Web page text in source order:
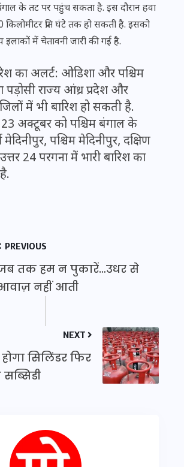
के तट पर पहुंच सकता है. इस दौरान हवा
प्रति घंटे तक हो सकती है. इसको
में चेतावनी जारी की गई है.
का अलर्ट: ओडिशा और पश्चिम
राज्य आंध्र प्रदेश और
में भी बारिश हो सकती है.
अक्टूबर को पश्चिम बंगाल के
मेदिनीपुर, पश्चिम मेदिनीपुर, दक्षिण
24 परगना में भारी बारिश का
PREVIOUS
तक हम न पुकारें…उधर से
नहीं आती
NEXT
सिलिंडर फिर